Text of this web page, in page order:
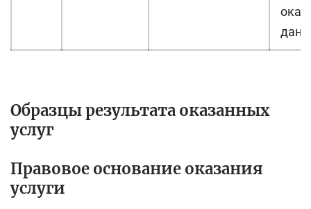
Образцы результата оказанных
услуг
Правовое основание оказания
услуги